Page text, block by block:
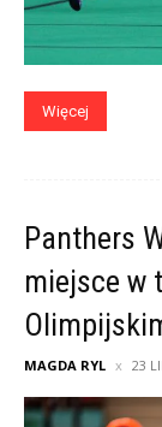
Więcej
Panthers
miejsce w
MAGDA RYL 23